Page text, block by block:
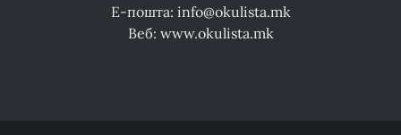
Е-пошта: info@okulista.mk
Веб: www.okulista.mk